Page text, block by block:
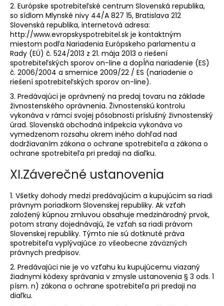
2. Európske spotrebiteľské centrum Slovenská republika,
so sídlom Mlynské nivy 44/A 827 15, Bratislava 212
Slovenská republika, internetová adresa:
http://www.evropskyspotrebitel.sk je kontaktným
miestom podľa Nariadenia Európskeho parlamentu a
Rady (EÚ) č. 524/2013 z 21. mája 2013 o riešení
spotrebiteľských sporov on-line a dopĺňa nariadenie (ES)
č. 2006/2004 a smernice 2009/22 / ES (nariadenie o
riešení spotrebiteľských sporov on-line).
3. Predávajúci je oprávnený na predaj tovaru na základe
živnostenského oprávnenia. Živnostenskú kontrolu
vykonáva v rámci svojej pôsobnosti príslušný živnostenský
úrad. Slovenská obchodná inšpekcia vykonáva vo
vymedzenom rozsahu okrem iného dohľad nad
dodržiavaním zákona o ochrane spotrebiteľa a zákona o
ochrane spotrebiteľa pri predaji na diaľku.
XI.Záverečné ustanovenia
1. Všetky dohody medzi predávajúcim a kupujúcim sa riadi
právnym poriadkom Slovenskej republiky. Ak vzťah
založený kúpnou zmluvou obsahuje medzinárodný prvok,
potom strany dojednávajú, že vzťah sa riadi právom
Slovenskej republiky. Týmto nie sú dotknuté práva
spotrebiteľa vyplývajúce zo všeobecne záväzných
právnych predpisov.
2. Predávajúci nie je vo vzťahu ku kupujúcemu viazaný
žiadnymi kódexy správania v zmysle ustanovenia § 3 ods. 1
písm. n) zákona o ochrane spotrebiteľa pri predaji na
diaľku.